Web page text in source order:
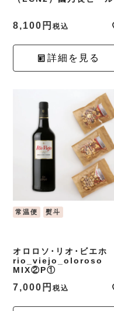
8,100 税込
詳細を見る
常温便 熨斗
オロロソ･リオ･ビエホ
rio_viejo_oloroso
MIX②P①
7,000 税込